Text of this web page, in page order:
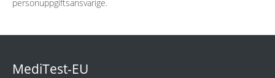
personuppgiftsansvarige.
MediTest-EU